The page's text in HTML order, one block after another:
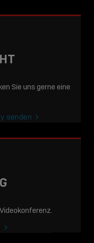
Sie uns gerne eine
senden